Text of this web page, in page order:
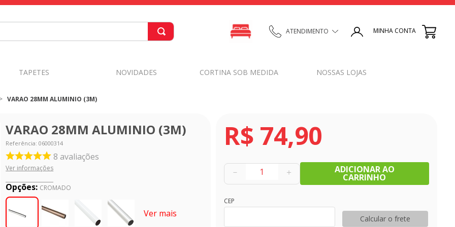
ATENDIMENTO MINHA CONTA
TAPETES NOVIDADES CORTINA SOB MEDIDA NOSSAS LOJAS
VARAO 28MM ALUMINIO (3M)
VARAO 28MM ALUMINIO (3M)
Referência:06000314
8 avaliações
Ver informações
Opções: CROMADO
Ver mais
R$ 74,90
＋
－ ADICIONAR AO
CARRINHO
CEP
Calcular o frete